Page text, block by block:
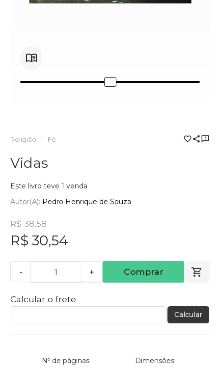
Religião Fé
Vidas
Este livro teve 1 venda
Autor(a): Pedro Henrique de Souza
R$ 38,58
R$ 30,54
- + Comprar
Calcular o frete
Calcular
Nº de páginas Dimensões